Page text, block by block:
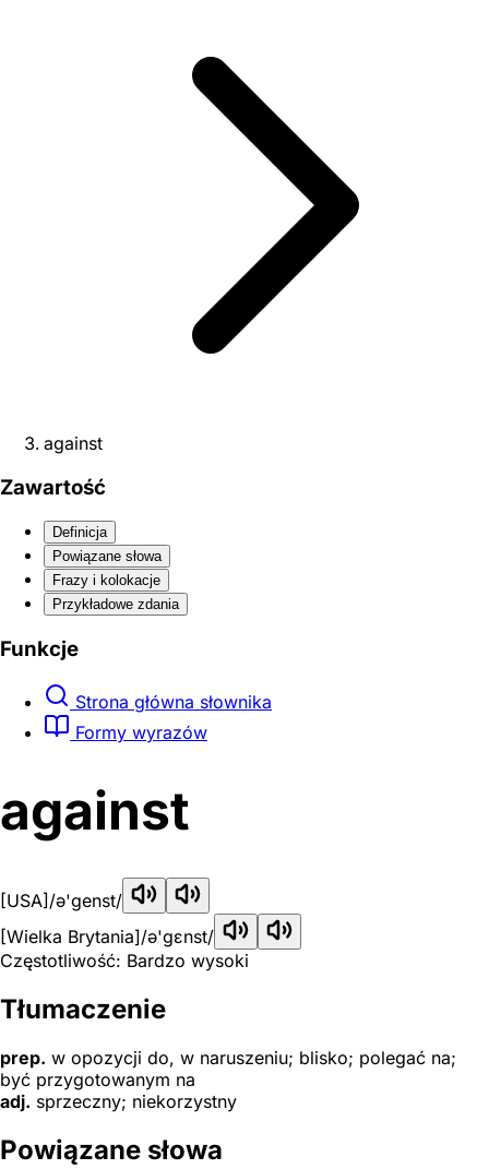
against
Zawartość
Definicja
Powiązane słowa
Frazy i kolokacje
Przykładowe zdania
Funkcje
Strona główna słownika
Formy wyrazów
against
[USA] /ə'genst/
[Wielka Brytania]/ə'ɡɛnst/
Częstotliwość: Bardzo wysoki
Tłumaczenie
prep. w opozycji do, w naruszeniu; blisko; polegać na;
być przygotowanym na
adj. sprzeczny; niekorzystny
Powiązane słowa